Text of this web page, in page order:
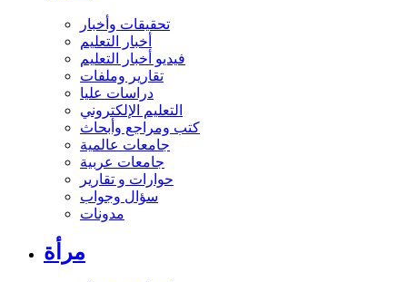
تحقيقات وأخبار
أخبار التعليم
فيديو أخبار التعليم
تقارير وملفات
دراسات عليا
التعليم الإلكتروني
كتب ومراجع وأبحاث
جامعات عالمية
جامعات عربية
حوارات و تقارير
سؤال وجواب
مدونات
مرأة